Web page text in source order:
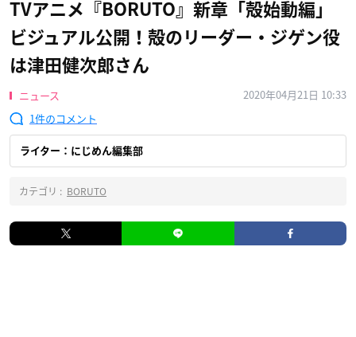
TVアニメ『BORUTO』新章「殻始動編」
ビジュアル公開！殻のリーダー・ジゲン役
は津田健次郎さん
ニュース
2020年04月21日 10:33
1
ライター：にじめん編集部
カテゴリ : BORUTO